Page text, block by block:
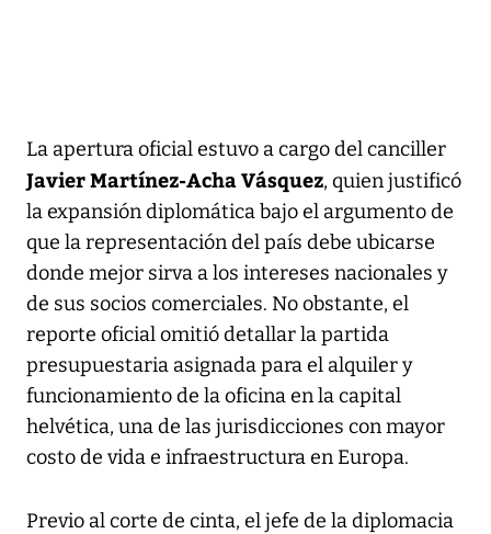
La apertura oficial estuvo a cargo del canciller
Javier Martínez-Acha Vásquez, quien justificó
la expansión diplomática bajo el argumento de
que la representación del país debe ubicarse
donde mejor sirva a los intereses nacionales y
de sus socios comerciales. No obstante, el
reporte oficial omitió detallar la partida
presupuestaria asignada para el alquiler y
funcionamiento de la oficina en la capital
helvética, una de las jurisdicciones con mayor
costo de vida e infraestructura en Europa.
Previo al corte de cinta, el jefe de la diplomacia